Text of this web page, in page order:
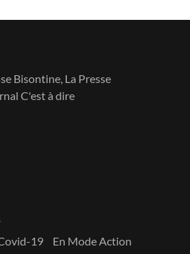
Bisontine, La Presse
C'est à dire
19
En Mode Action